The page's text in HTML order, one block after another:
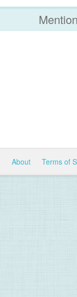
About Terms of